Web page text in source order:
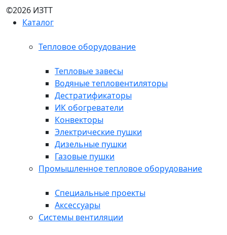
©2026 ИЗТТ
Каталог
Тепловое оборудование
Тепловые завесы
Водяные тепловентиляторы
Дестратификаторы
ИК обогреватели
Конвекторы
Электрические пушки
Дизельные пушки
Газовые пушки
Промышленное тепловое оборудование
Специальные проекты
Аксессуары
Системы вентиляции